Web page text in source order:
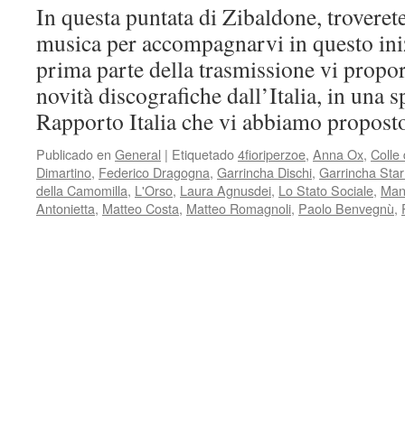
In questa puntata di Zibaldone,
musica per accompagnarvi in questo
prima parte della trasmissione vi
novità discografiche dall’Italia, in una
Rapporto Italia che vi abbiamo
Publicado en General | Etiquetado4fioriperzoe, Anna Ox, Colle
Dimartino, Federico Dragogna, Garrincha Dischi, Garrincha
della Camomilla, L'Orso, Laura Agnusdei, Lo Stato Sociale,
Antonietta, Matteo Costa, Matteo Romagnoli, Paolo Benvegnù,